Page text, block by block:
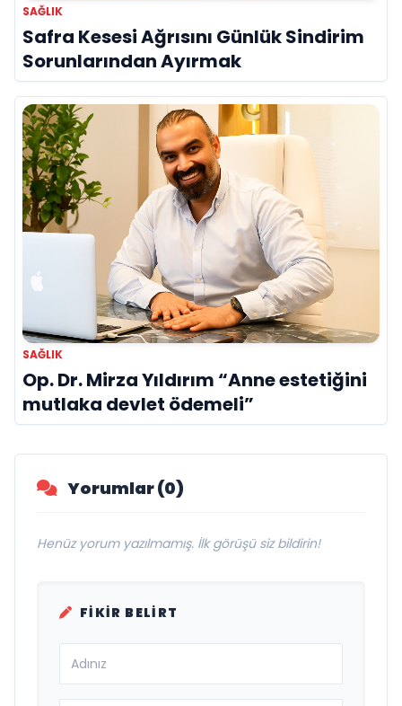
SAĞLIK
Safra Kesesi Ağrısını Günlük Sindirim
Sorunlarından Ayırmak
SAĞLIK
Op. Dr. Mirza Yıldırım “Anne estetiğini
mutlaka devlet ödemeli”
Yorumlar (0)
Henüz yorum yazılmamış. İlk görüşü siz bildirin!
FIKIR BELIRT